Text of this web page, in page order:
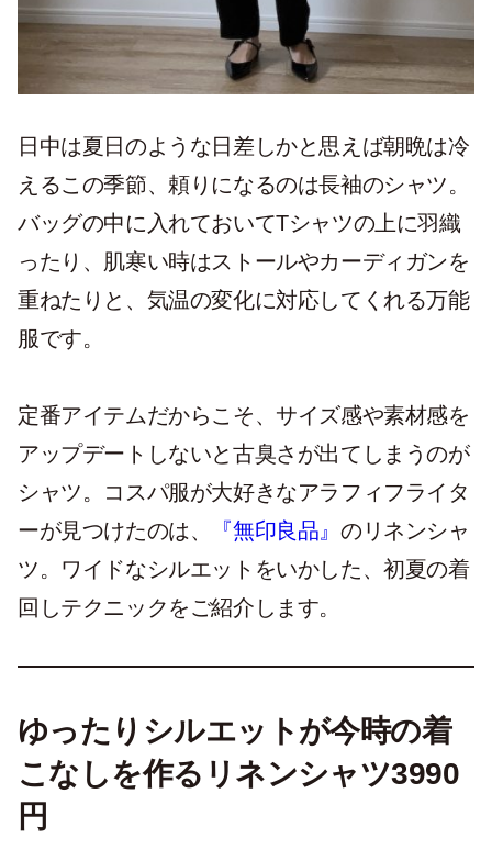
日中は夏日のような日差しかと思えば朝晩は冷
えるこの季節、頼りになるのは長袖のシャツ。
バッグの中に入れておいてTシャツの上に羽織
ったり、肌寒い時はストールやカーディガンを
重ねたりと、気温の変化に対応してくれる万能
服です。
定番アイテムだからこそ、サイズ感や素材感を
アップデートしないと古臭さが出てしまうのが
シャツ。コスパ服が大好きなアラフィフライタ
ーが見つけたのは、
『無印良品』のリネンシャ
ツ。ワイドなシルエットをいかした、初夏の着
回しテクニックをご紹介します。
ゆったりシルエットが今時の着
こなしを作るリネンシャツ3990
円